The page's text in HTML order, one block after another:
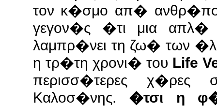
τον κ�σμο απ�
γεγον�ς �τι μια
λαμπρ�νει τη ζω� των
η τρ�τη χρονι� του Life
περισσ�τερες χ�ρες
Καλοσ�νης. �τσι η